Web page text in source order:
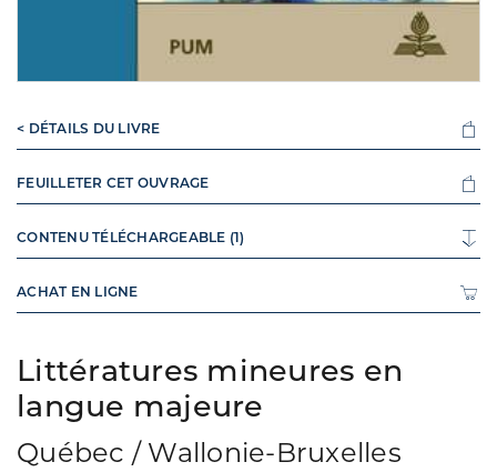
Littératures mineures en
langue majeure
Québec / Wallonie-Bruxelles
< DÉTAILS DU LIVRE
FEUILLETER CET OUVRAGE
CONTENU TÉLÉCHARGEABLE (1)
ACHAT EN LIGNE